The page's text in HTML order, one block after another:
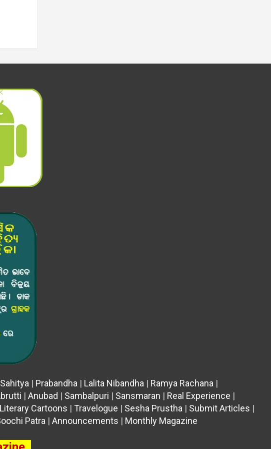
| Prabandha | Lalita Nibandha | Ramya Rachana |
| Anubad | Sambalpuri | Sansmaran | Real Experience |
Literary Cartoons | Travelogue | Sesha Prustha | Submit Articles |
Patra | Announcements | Monthly Magazine